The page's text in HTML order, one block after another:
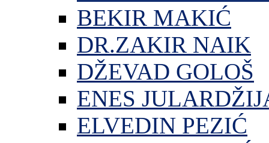
BEKIR MAKIĆ
DR.ZAKIR NAIK
DŽEVAD GOLOŠ
ENES
ELVEDIN PEZIĆ